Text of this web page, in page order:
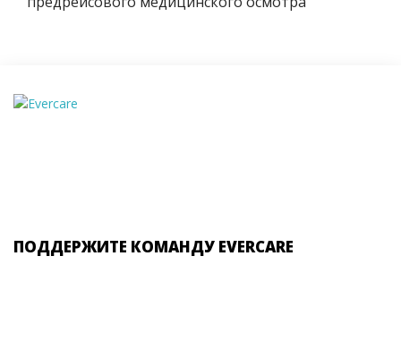
ПОДДЕРЖИТЕ КОМАНДУ EVERCARE